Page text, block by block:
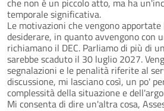
temporale significativa.
Le motivazioni che vengono apportate
desiderare, in quanto avvengono con
richiamano il DEC. Parliamo di più di
sarebbe scaduto il 30 luglio 2027.
segnalazioni e le penalità riferite al
discussione, mi lasciano così, un po'
complessità della situazione e
Mi consenta di dire un'altra cosa,